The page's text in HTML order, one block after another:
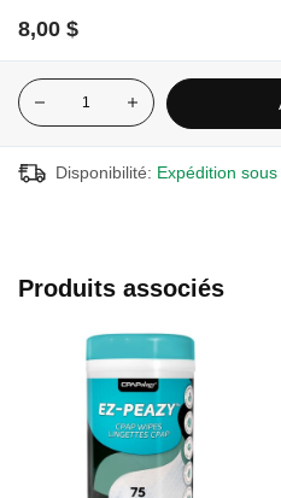
8,00 $
Disponibilité: Expédition
Produits associés